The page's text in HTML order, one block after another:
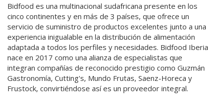
Bidfood es una multinacional sudafricana presente en los
cinco continentes y en más de 3 países, que ofrece un
servicio de suministro de productos excelentes junto a una
experiencia inigualable en la distribución de alimentación
adaptada a todos los perfiles y necesidades. Bidfood Iberia
nace en 2017 como una alianza de especialistas que
integran compañías de reconocido prestigio como Guzmán
Gastronomía, Cutting's, Mundo Frutas, Saenz-Horeca y
Frustock, convirtiéndose así es un proveedor integral.